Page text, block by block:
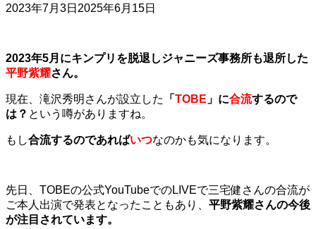
2023年7月3日 2025年6月15日
2023年5月にキンプリを脱退しジャニーズ事務所も退所した
平野紫耀さん。
現在、滝沢秀明さんが設立した 「 TOBE 」に合流するので
は？ という噂がありますね。
もし合流するのであればいつなのかも気になります。
先日、TOBEの公式YouTubeでのLIVEで三宅健さんの合流が
ご本人出演で発表となったこともあり、 平野紫耀さんの今後
が注目されています。